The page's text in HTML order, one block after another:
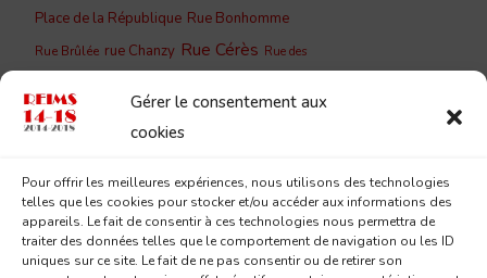
Gérer le consentement aux
cookies
Pour offrir les meilleures expériences, nous utilisons des technologies
telles que les cookies pour stocker et/ou accéder aux informations des
appareils. Le fait de consentir à ces technologies nous permettra de
traiter des données telles que le comportement de navigation ou les ID
uniques sur ce site. Le fait de ne pas consentir ou de retirer son
Place de la République Rue Bonhomme
Rue Brûlée rue Chanzy Rue Cérès Rue des
Barbâtre
Rue du Jard
Eugène Desteuque Rue Lesage Saint-
André Saint-Remi Sainte-
Geneviève